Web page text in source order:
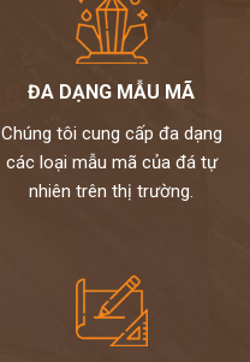
ĐA DẠNG MẪU MÃ
Chúng tôi cung cấp đa dạng
các loại mẫu mã của đá tự
nhiên trên thị trường.